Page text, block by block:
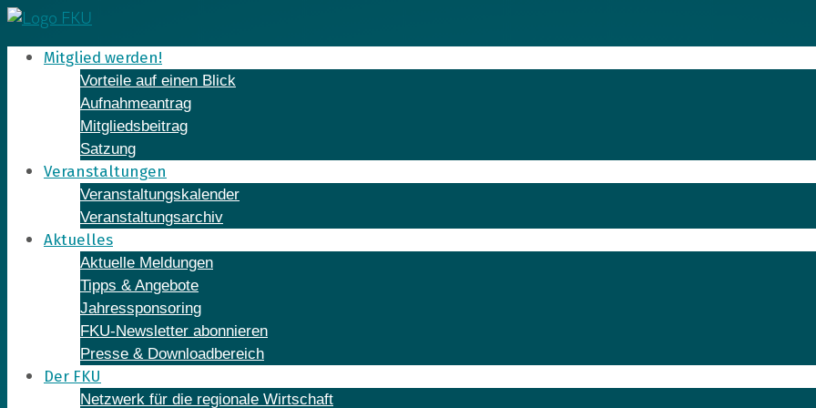
Skip
to
contentMitglied werden!
Vorteile auf einen Blick
Aufnahmeantrag
Mitgliedsbeitrag
Satzung
Veranstaltungen
Veranstaltungskalender
Veranstaltungsarchiv
Aktuelles
Aktuelle Meldungen
Tipps & Angebote
Jahressponsoring
FKU-Newsletter abonnieren
Presse & Downloadbereich
Der FKU
Netzwerk für die regionale Wirtschaft